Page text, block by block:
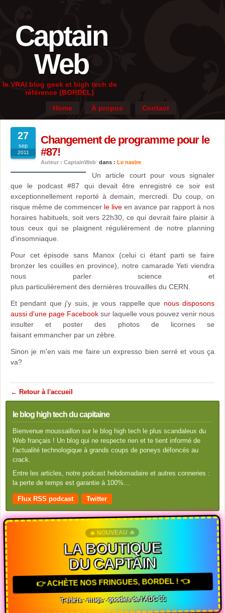
Captain
Web
le VRAI blog geek et high tech de
référence (BORDEL)
Home
À propos Contact
27
sep
2011
Changement de programme pour le
#87!
Auteur : CaptainWeb dans : Le navire
Un article court pour vous signaler
que le podcast #87 qui devait être enregistré ce soir est
exceptionnellement reporté à demain, mercredi. Du coup, on
risque même de commencer le live en avance par rapport à nos
horaires habituels, soit vers 22h30, ce qui devrait faire plaisir à
tous ceux qui se plaignent régulièrement de notre planning
d'insomniaque.
Pour cet épisode sans Manox (celui ci étant parti se faire
bronzer les couilles en province), notre camarade Yeti viendra
nous parler science et
plus particulièrement des dernières trouvailles du CERN.
Et pendant que j'y suis, je vous rappelle que nous disposons
aussi d'une page Facebook sur laquelle vous pouvez venir nous
insulter et poster des photos de licornes se
faisant emmancher par un zèbre.
Sinon je m'en vais me faire un expresso bien serré et vous ça
va?
← Retour à l'accueil
le blog high tech du capitaine
Bienvenue moussaillon sur le blog high tech le plus scandaleux du
Web français ! Un blog qui ne respecte rien et te tient informé de
l'actualité technologique à grands coups de poneys défoncés au
crack.
Entre les articles, notre podcast hebdomadaire et autres conneries :
la perte de temps est garantie à 100%…
Flux RSS podcast Twitter
🔥 NOUVEAU 🔥
LA BOUTIQUE
DU CAPTAIN
👉 ACHÈTE NOS FRINGUES, BORDEL ! 👈
T-shirts · mugs · goodies de l'ADC 🏴‍☠️